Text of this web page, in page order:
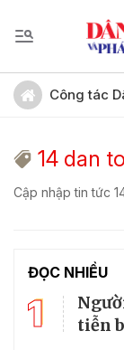
Công tác
14 dan
Cập nhập tin tức
ĐỌC NHIỀU
1
tiễn